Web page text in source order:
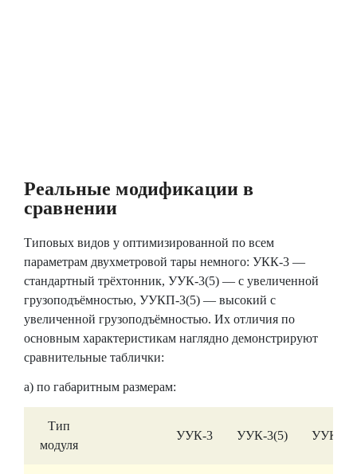
Реальные модификации в
сравнении
Типовых видов у оптимизированной по всем
параметрам двухметровой тары немного: УКК-3 —
стандартный трёхтонник, УУК-3(5) — с увеличенной
грузоподъёмностью, УУКП-3(5) — высокий с
увеличенной грузоподъёмностью. Их отличия по
основным характеристикам наглядно демонстрируют
сравнительные таблички:
а) по габаритным размерам:
Тип
модуля
УУК-3 УУК-3(5) УУКП-